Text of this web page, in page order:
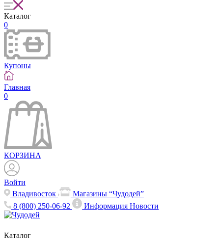
Каталог
0
Купоны
Главная
0
КОРЗИНА
Войти
Владивосток
Магазины “Чудодей”
8 (800) 250-06-92
ИнформацияНовости
Каталог